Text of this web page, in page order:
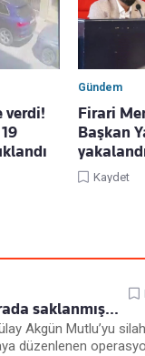
verdi!
Gündem
Firari
Başkan
Kaydet
saklanmış...
Akgün Mutlu’yu
düzenlenen